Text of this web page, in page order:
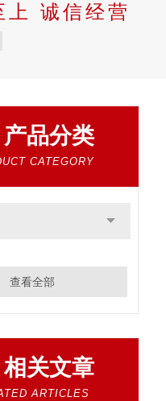
上 诚信经营
产品分类
CATEGORY
查看全部
相关文章
ARTICLES